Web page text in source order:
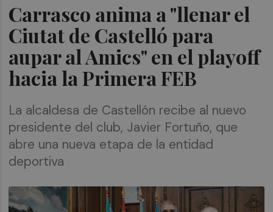
Carrasco anima a "llenar el
Ciutat de Castelló para
aupar al Amics" en el playoff
hacia la Primera FEB
La alcaldesa de Castellón recibe al nuevo
presidente del club, Javier Fortuño, que
abre una nueva etapa de la entidad
deportiva